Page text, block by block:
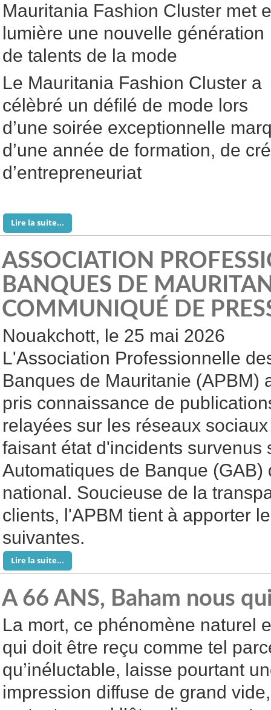
Mauritania Fashion Cluster met
lumière une nouvelle génération
de talents de la mode
Le Mauritania Fashion Cluster a
célèbré un défilé de mode lors
d’une soirée exceptionnelle
d’une année de formation, de
d’entrepreneuriat
Lire la suite...
ASSOCIATION
BANQUES DE
COMMUNIQUÉ DE
Nouakchott, le 25 mai 2026
L'Association Professionnelle
Banques de Mauritanie (APBM)
pris connaissance de
relayées sur les réseaux sociaux
faisant état d'incidents survenus
Automatiques de Banque
national. Soucieuse de la
clients, l'APBM tient à apporter
suivantes.
Lire la suite...
A 66 ANS, Baham nous
La mort, ce phénomène naturel
qui doit être reçu comme tel
qu’inéluctable, laisse pourtant
impression diffuse de grand vide,